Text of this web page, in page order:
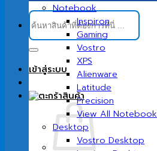
ค้นหา:
เข้าสู่ระบบ
Notebook
Inspiron
Gaming
Vostro
XPS
Alienware
Latitude
Precision
View All Notebook
Desktop
Vostro Desktop